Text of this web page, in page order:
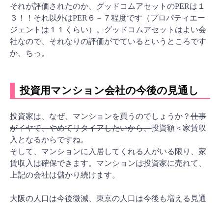
それが評価されたのか、グッドコムアセットのPERは１
３！！それ以外はPER６－７程度です（プロパティエー
ジェントは１１くらい）。グッドコムアセットはよい会
社なので、それなりの評価がでているというところです
か、ちっ。
投資用マンション会社の今後の見通し
投資家は、なぜ、マンションを買うのでしょうか？ 仕事
がイヤで、やめてリタイアしたいから、投資額＜家賃収
入となるからですね。
そして、マンションに入居してくれる人がいる限り、家
賃収入は確保できます。マンションは投資家に売れて、
上記の会社は儲かり続けます。
大阪の人口は今後微減、東京の人口は今後も増える見通